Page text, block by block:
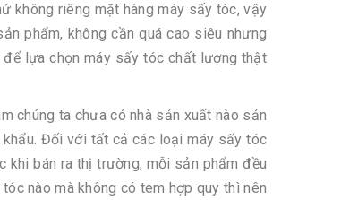
không riêng mặt hàng máy sấy tóc, vậy
phẩm, không cần quá cao siêu nhưng
lựa chọn máy sấy tóc chất lượng thật
chúng ta chưa có nhà sản xuất nào sản
khẩu. Đối với tất cả các loại máy sấy tóc
khi bán ra thị trường, mỗi sản phẩm đều
nào mà không có tem hợp quy thì nên